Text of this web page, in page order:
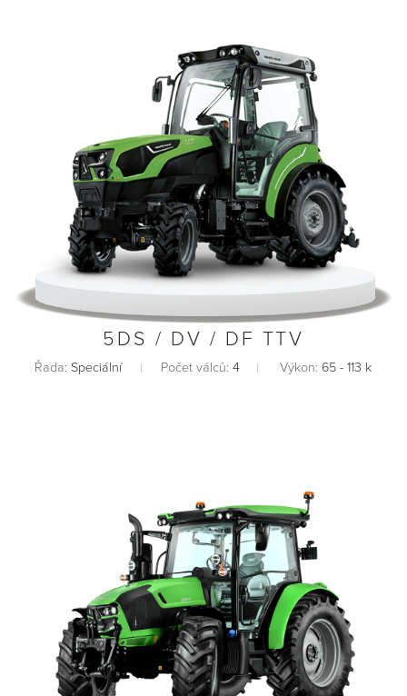
5DS / DV / DF TTV
Řada: Speciální Počet válců: 4 Výkon: 65 - 113 k